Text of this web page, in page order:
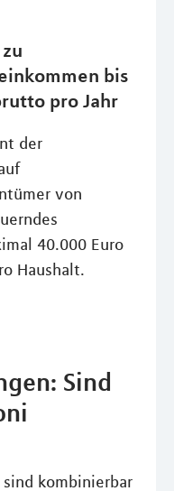
bis
pro Jahr
der
von
40.000 Euro
Haushalt.
Sind
sind kombinierbar